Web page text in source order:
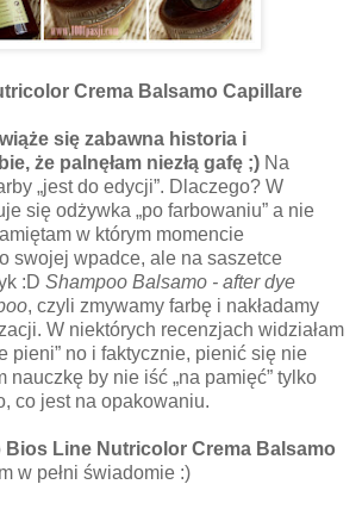
Crema Balsamo Capillare
się zabawna historia i
że palnęłam niezłą gafę ;) Na
„jest do edycji”. Dlaczego? W
się odżywka „po farbowaniu” a nie
w którym momencie
swojej wpadce, ale na saszetce
:D Shampoo Balsamo - after dye
, czyli zmywamy farbę i nakładamy
W niektórych recenzjach widziałam
pieni” no i faktycznie, pienić się nie
nauczkę by nie iść „na pamięć” tylko
co jest na opakowaniu.
Bios Line Nutricolor Crema Balsamo
w pełni świadomie :)